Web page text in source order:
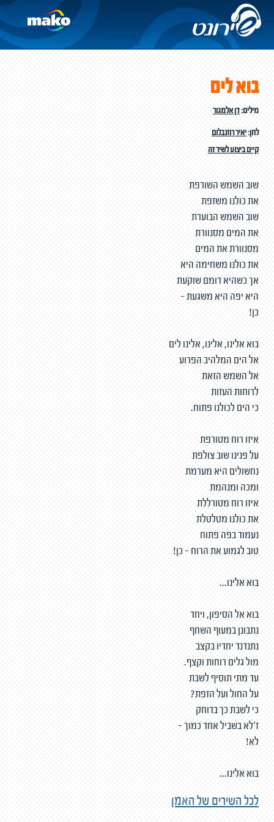
בוא לים
מילים:דן אלמגור
לחן:יאיר רוזנבלום
קיים ביצוע לשיר זה
שוב השמש השורפת
את כולנו משזפת
שוב השמש הבוערת
את המים מסנוורת
מסנוורת את המים
את כולנו משחימה היא
אך כשהיא דומם שוקעת
היא יפה היא משגעת -
כן!
בוא אלינו, אלינו, אלינו לים
אל הים המלהיב הפרוע
אל השמש הזאת
לרוחות העזות
כי הים לכולנו פתוח.
איזו רוח מטורפת
על פנינו שוב צולפת
נחשולים היא מערמת
ומכה ומנהמת
איזו רוח מטורללת
את כולנו מטלטלת
נעמוד בפה פתוח
טוב לגמוע את הרוח - כן!
בוא אלינו...
בוא אל הסיפון, ויחד
נתבונן במעוף השחף
נתנדנד יחדיו בקצב
מול גלים רוחות וקצף.
עד מתי תוסיף לשבת
על החול ועל הזפת?
כי לשבת כך בדוחק
ז'לא בשביל אחד כמוך -
לא!
בוא אלינו...
לכל השירים של האמן